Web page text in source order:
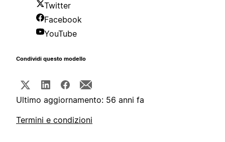
Twitter
Facebook
YouTube
Condividi questo modello
Ultimo aggiornamento: 56 anni fa
Termini e condizioni